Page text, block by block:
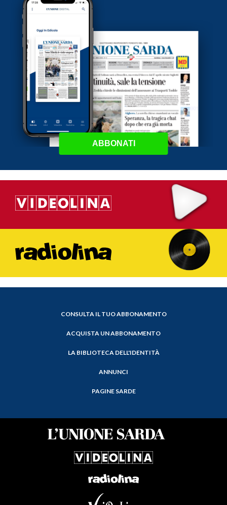
ABBONATI
CONSULTA IL TUO ABBONAMENTO
ACQUISTA UN ABBONAMENTO
LA BIBLIOTECA DELL'IDENTITÀ
ANNUNCI
PAGINE SARDE